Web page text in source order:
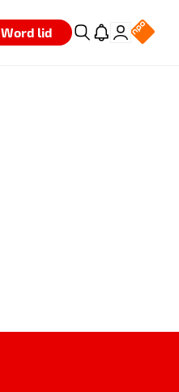
Word lid